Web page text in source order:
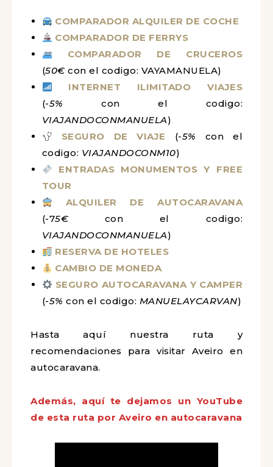
COMPARADOR ALQUILER DE COCHE
COMPARADOR DE FERRYS
COMPARADOR DE CRUCEROS
(50€con el codigo: VAYAMANUELA)
INTERNET ILIMITADO VIAJES
(-5%con el codigo:
VIAJANDOCONMANUELA)
SEGURO DE VIAJE
(-5% con el
codigo: VIAJANDOCONM10)
ENTRADAS MONUMENTOS Y FREE
TOUR
ALQUILER DE AUTOCARAVANA
(-75€ con el codigo:
VIAJANDOCONMANUELA)
RESERVA DE HOTELES
CAMBIO DE MONEDA
SEGURO AUTOCARAVANA Y CAMPER
(-5%con el codigo: MANUELAYCARVAN)
Hasta aquí nuestra ruta y
recomendaciones para visitar Aveiro en
autocaravana.
Además, aquí te dejamos un YouTube
de esta ruta por Aveiro en autocaravana